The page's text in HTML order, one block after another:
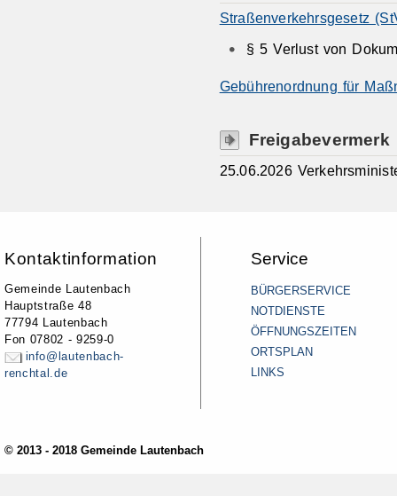
Straßenverkehrsgesetz
§ 5 Verlust von
Gebührenordnung für
Freigabevermerk
25.06.2026
Kontaktinformation
Gemeinde Lautenbach
Hauptstraße 48
77794 Lautenbach
Fon 07802 - 9259-0
info@lautenbach-
renchtal.de
Service
BÜRGERSERVICE
NOTDIENSTE
ÖFFNUNGSZEITEN
ORTSPLAN
LINKS
© 2013 - 2018 Gemeinde Lautenbach